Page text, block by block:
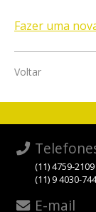
Fazer uma
Voltar
(11) 4759-2109
(11) 9 4030-
E-mail